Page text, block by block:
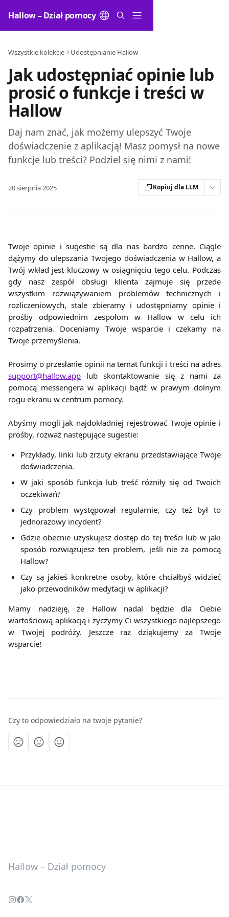
Hallow – Dział pomocy
Wszystkie kolekcje Udostępnianie Hallow
Jak udostępniać opinie lub
prosić o funkcje i treści w
Hallow
Daj nam znać, jak możemy ulepszyć Twoje
doświadczenie z aplikacją! Masz pomysł na nowe
funkcje lub treści? Podziel się nimi z nami!
20 sierpnia 2025 Kopiuj dla LLM
Twoje opinie i sugestie są dla nas bardzo cenne. Ciągle
dążymy do ulepszania Twojego doświadczenia w Hallow, a
Twój wkład jest kluczowy w osiągnięciu tego celu. Podczas
gdy nasz zespół obsługi klienta zajmuje się przede
wszystkim rozwiązywaniem problemów technicznych i
rozliczeniowych, stale zbieramy i udostępniamy opinie i
prośby odpowiednim zespołom w Hallow w celu ich
rozpatrzenia. Doceniamy Twoje wsparcie i czekamy na
Twoje przemyślenia.
Prosimy o przesłanie opinii na temat funkcji i treści na adres
support@hallow.app lub skontaktowanie się z nami za
pomocą messengera w aplikacji bądź w prawym dolnym
rogu ekranu w centrum pomocy.
Abyśmy mogli jak najdokładniej rejestrować Twoje opinie i
prośby, rozważ następujące sugestie:
Przykłady, linki lub zrzuty ekranu przedstawiające Twoje
doświadczenia.
W jaki sposób funkcja lub treść różniły się od Twoich
oczekiwań?
Czy problem występował regularnie, czy też był to
jednorazowy incydent?
Gdzie obecnie uzyskujesz dostęp do tej treści lub w jaki
sposób rozwiązujesz ten problem, jeśli nie za pomocą
Hallow?
Czy są jakieś konkretne osoby, które chciałbyś widzieć
jako przewodników medytacji w aplikacji?
Mamy nadzieję, że Hallow nadal będzie dla Ciebie
wartościową aplikacją i życzymy Ci wszystkiego najlepszego
w Twojej podróży. Jeszcze raz dziękujemy za Twoje
wsparcie!
Czy to odpowiedziało na twoje pytanie?
Hallow – Dział pomocy